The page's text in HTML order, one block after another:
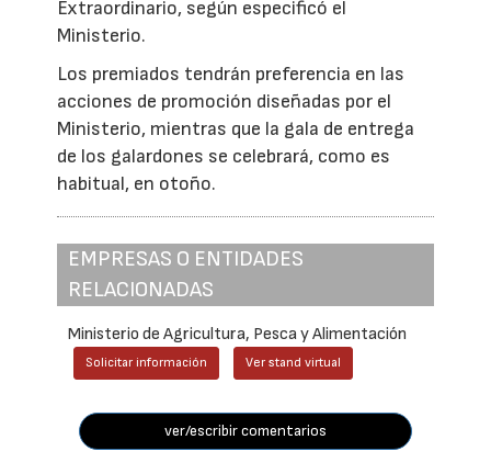
Extraordinario, según especificó el
Ministerio.
Los premiados tendrán preferencia en las
acciones de promoción diseñadas por el
Ministerio, mientras que la gala de entrega
de los galardones se celebrará, como es
habitual, en otoño.
EMPRESAS O ENTIDADES
RELACIONADAS
Ministerio de Agricultura, Pesca y Alimentación
Solicitar información Ver stand virtual
ver/escribir comentarios